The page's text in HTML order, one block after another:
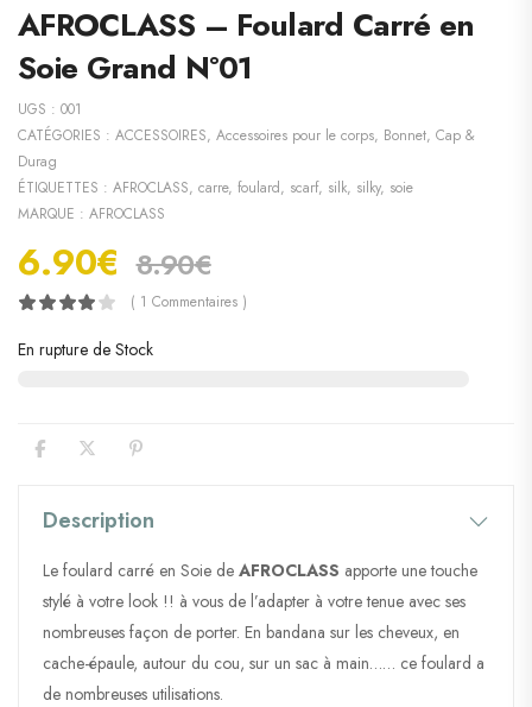
AFROCLASS – Foulard Carré en
Soie Grand N°01
UGS : 001
CATÉGORIES : ACCESSOIRES, Accessoires pour le corps, Bonnet, Cap &
Durag
ÉTIQUETTES : AFROCLASS, carre, foulard, scarf, silk, silky, soie
MARQUE : AFROCLASS
6.90€ 8.90€
( 1 Commentaires )
En rupture de Stock
Description
Le foulard carré en Soie de AFROCLASS apporte une touche
stylé à votre look !! à vous de l’adapter à votre tenue avec ses
nombreuses façon de porter. En bandana sur les cheveux, en
cache-épaule, autour du cou, sur un sac à main…… ce foulard a
de nombreuses utilisations.